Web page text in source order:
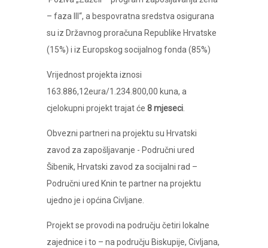
– faza III“, a bespovratna sredstva osigurana
su iz Državnog proračuna Republike Hrvatske
(15%) i iz Europskog socijalnog fonda (85%)
Vrijednost projekta iznosi
163.886,12eura/1.234.800,00 kuna, a
cjelokupni projekt trajat će8 mjeseci
Obvezni partneri na projektu su Hrvatski
zavod za zapošljavanje - Područni ured
Šibenik, Hrvatski zavod za socijalni rad –
Područni ured Knin te partner na projektu
ujedno je i općina Civljane.
Projekt se provodi na području četiri lokalne
zajednice i to – na području Biskupije, Civljana,